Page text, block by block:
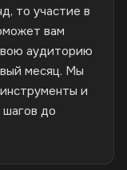
то участие в
вам
аудиторию
месяц. Мы
и
до